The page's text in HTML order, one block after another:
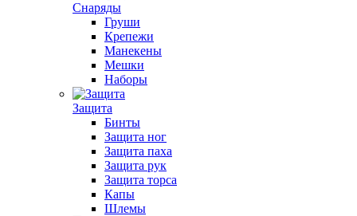
Снаряды
Груши
Крепежи
Манекены
Мешки
Наборы
Защита
Бинты
Защита ног
Защита паха
Защита рук
Защита торса
Капы
Шлемы